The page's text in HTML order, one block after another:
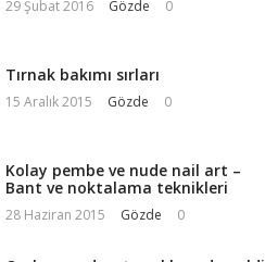
29 Şubat 2016 Gözde 0
Tırnak bakımı sırları
15 Aralık 2015 Gözde 0
Kolay pembe ve nude nail art –
Bant ve noktalama teknikleri
28 Haziran 2015 Gözde 0